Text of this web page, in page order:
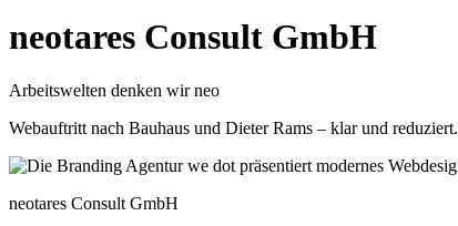
neotares Consult GmbH
Arbeitswelten denken wir neo
Webauftritt nach Bauhaus und Dieter Rams – klar und reduziert.
neotares Consult GmbH